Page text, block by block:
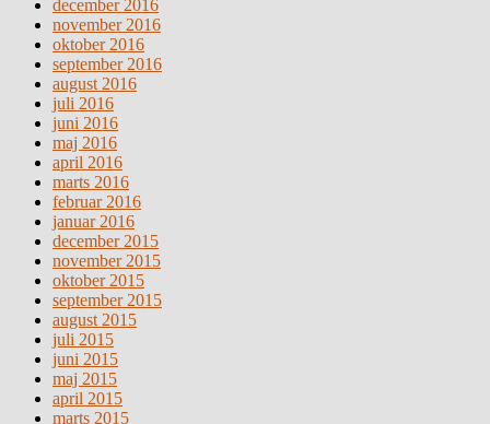
december 2016
november 2016
oktober 2016
september 2016
august 2016
juli 2016
juni 2016
maj 2016
april 2016
marts 2016
februar 2016
januar 2016
december 2015
november 2015
oktober 2015
september 2015
august 2015
juli 2015
juni 2015
maj 2015
april 2015
marts 2015